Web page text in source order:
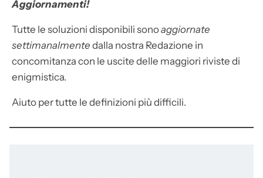
Aggiornamenti!
Tutte le soluzioni disponibili sonoaggiornate
settimanalmente dalla nostra Redazione in
concomitanza con le uscite delle maggiori riviste di
enigmistica.
Aiuto per tutte le definizioni più difficili.